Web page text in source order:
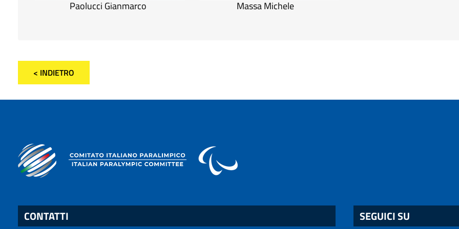
Paolucci Gianmarco Massa Michele
< INDIETRO
CONTATTI SEGUICI SU